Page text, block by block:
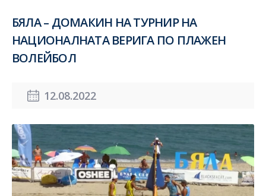
БЯЛА – ДОМАКИН НА ТУРНИР НА
НАЦИОНАЛНАТА ВЕРИГА ПО ПЛАЖЕН
ВОЛЕЙБОЛ
12.08.2022